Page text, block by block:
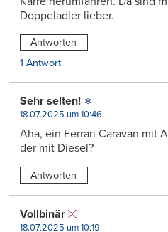
Doppeladler lieber.
Antworten
1 Antwort
Sehr selten!
18.07.2025 um 10:46
Aha, ein Ferrari Caravan mit
der mit Diesel?
Antworten
Vollbinär
18.07.2025 um 10:19